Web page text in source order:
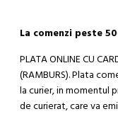
La comenzi peste
PLATA ONLINE CU
(RAMBURS). Plata
la curier, in momentul
de curierat, care va